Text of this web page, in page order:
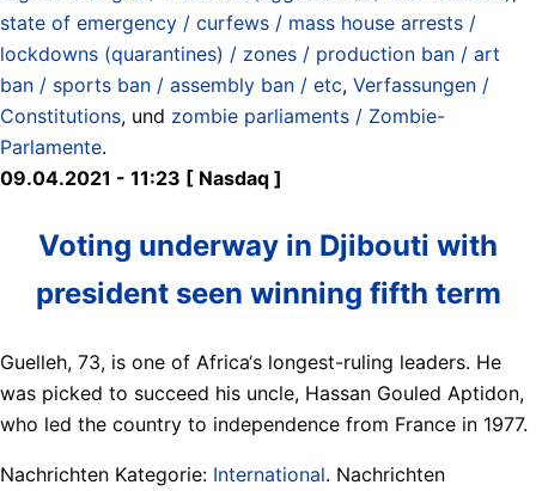
state of emergency / curfews / mass house arrests /
lockdowns (quarantines) / zones / production ban / art
ban / sports ban / assembly ban / etc, Verfassungen /
Constitutions, und zombie parliaments / Zombie-
Parlamente.
09.04.2021 - 11:23 [ Nasdaq ]
Voting underway in Djibouti with
president seen winning fifth term
Guelleh, 73, is one of Africa‘s longest-ruling leaders. He
was picked to succeed his uncle, Hassan Gouled Aptidon,
who led the country to independence from France in 1977.
Nachrichten Kategorie: International. Nachrichten